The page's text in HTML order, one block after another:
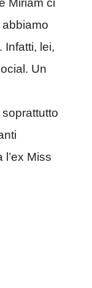
Miriam ci
Infatti, lei,
Un
Miss